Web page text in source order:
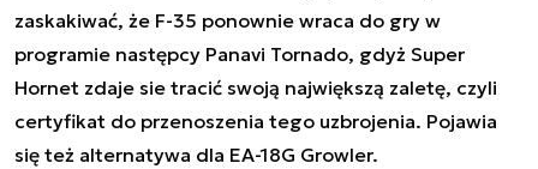
zaskakiwać, że F-35 ponownie wraca do gry w
programie następcy Panavi Tornado, gdyż Super
Hornet zdaje sie tracić swoją największą zaletę, czyli
certyfikat do przenoszenia tego uzbrojenia. Pojawia
się też alternatywa dla EA-18G Growler.